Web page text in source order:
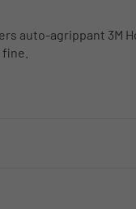
auto-agrippant 3M